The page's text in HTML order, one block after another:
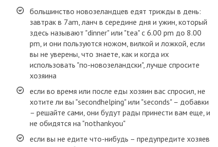
большинство новозеландцев едят трижды в день:
завтрак в 7am, ланч в середине дня и ужин, который
здесь называют "dinner" или "tea" с 6.00 pm до 8.00
pm, и они пользуются ножом, вилкой и ложкой, если
вы не уверены, что знаете, как и когда их
использовать "по-новозеландски", лучше спросите
хозяина
если во время или после еды хозяин вас спросил, не
хотите ли вы "secondhelping" или "seconds" – добавки
– решайте сами, они будут рады принести вам еще, и
не обидятся на "nothankyou"
если вы не едите что-нибудь – предупредите хозяев